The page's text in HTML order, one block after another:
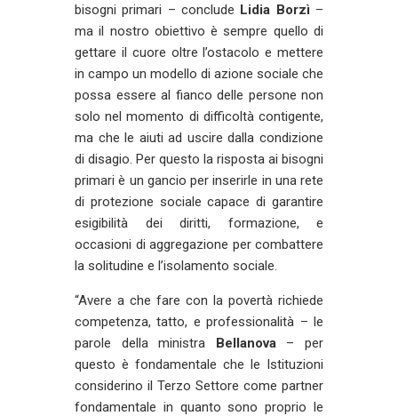
bisogni primari – conclude Lidia Borzì –
ma il nostro obiettivo è sempre quello di
gettare il cuore oltre l’ostacolo e mettere
in campo un modello di azione sociale che
possa essere al fianco delle persone non
solo nel momento di difficoltà contigente,
ma che le aiuti ad uscire dalla condizione
di disagio. Per questo la risposta ai bisogni
primari è un gancio per inserirle in una rete
di protezione sociale capace di garantire
esigibilità dei diritti, formazione, e
occasioni di aggregazione per combattere
la solitudine e l’isolamento sociale.
“Avere a che fare con la povertà richiede
competenza, tatto, e professionalità – le
parole della ministra Bellanova– per
questo è fondamentale che le Istituzioni
considerino il Terzo Settore come partner
fondamentale in quanto sono proprio le